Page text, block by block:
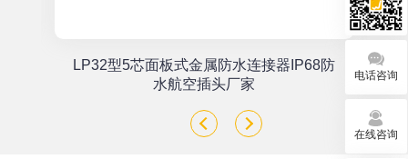
LP32型5芯面板式金属防水连接器IP68防
水航空插头厂家
电话咨询
在线咨询